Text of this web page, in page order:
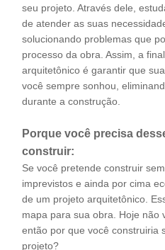
seu projeto. Através dele,
de atender as suas
solucionando problemas que
processo da obra. Assim, a
arquitetônico é garantir que
você sempre sonhou,
durante a construção.
Porque você precisa
construir:
Se você pretende construir
imprevistos e ainda por cima
de um projeto arquitetônico.
mapa para sua obra. Hoje não
então por que você construiria
projeto?